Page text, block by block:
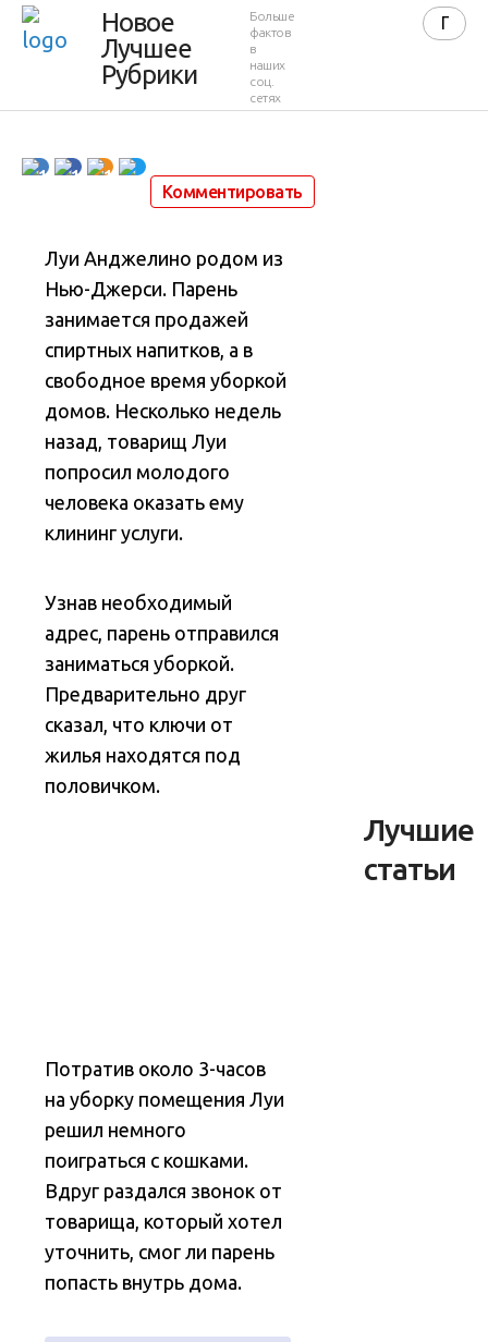
Новое
Лучшее
Рубрики
Больше
фактов
в
наших
соц.
сетях
еще раз
5 441
1 1 1
Комментировать
Луи Анджелино родом из
Нью-Джерси. Парень
занимается продажей
спиртных напитков, а в
свободное время уборкой
домов. Несколько недель
назад, товарищ Луи
попросил молодого
человека оказать ему
клининг услуги.
Узнав необходимый
адрес, парень отправился
заниматься уборкой.
Предварительно друг
сказал, что ключи от
жилья находятся под
половичком.
Потратив около 3-часов
на уборку помещения Луи
решил немного
поиграться с кошками.
Вдруг раздался звонок от
товарища, который хотел
уточнить, смог ли парень
попасть внутрь дома.
Лучшие
статьи